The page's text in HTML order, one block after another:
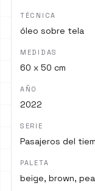
TÉCNICA
óleo sobre tela
MEDIDAS
60 x 50 cm
AÑO
2022
SERIE
Pasajeros del
PALETA
beige, brown,